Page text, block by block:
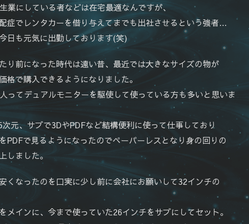
業にしている者などは在宅最適なんですが、
症でレンタカーを借り与えてまでも出社させるという強者…
日も元気に出勤しております(笑)
り前になった時代は遠い昔、最近では大きなサイズの物が
格で購入できるようになりました。
ってデュアルモニターを駆使して使っている方も多いと思いま
元、サブで3DやPDFなど結構便利に使って仕事しており
PDFで見るようになったのでペーパーレスとなり身の回りの
しました。
くなったのを口実に少し前に会社にお願いして32インチの
メインに、今まで使っていた26インチをサブにしてセット。